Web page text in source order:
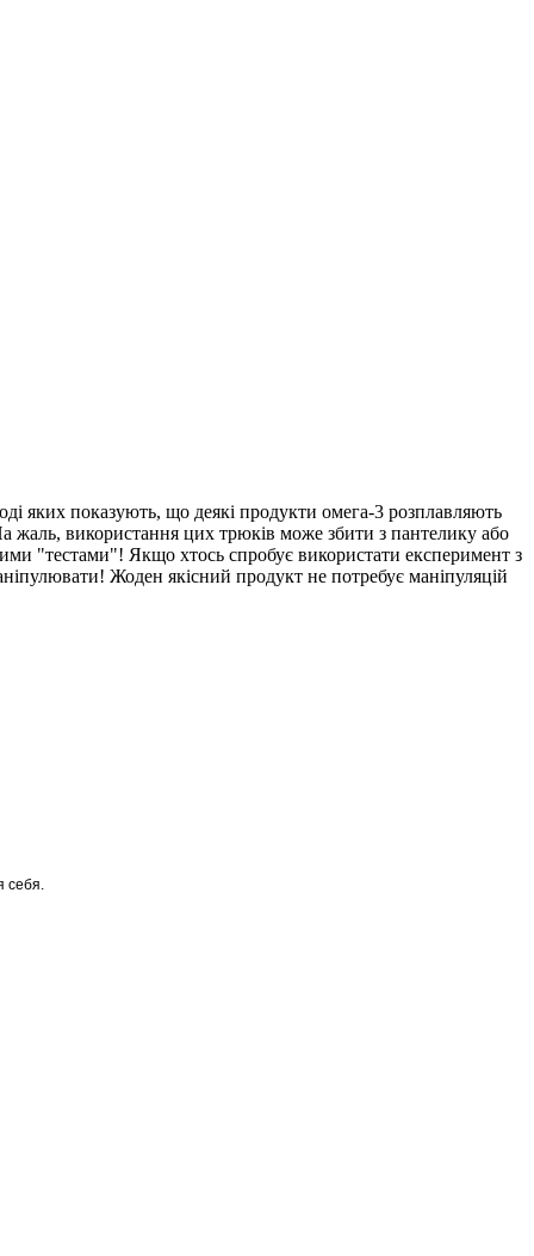
яких показують, що деякі продукти омега-3 розплавляють
жаль, використання цих трюків може збити з пантелику або
"тестами"! Якщо хтось спробує використати експеримент з
Жоден якісний продукт не потребує маніпуляцій
себя.